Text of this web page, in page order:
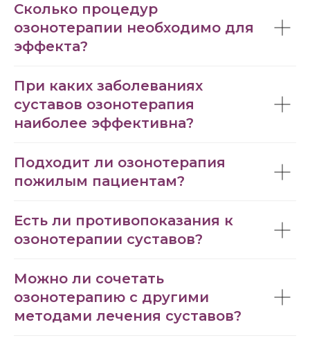
Сколько процедур
озонотерапии необходимо для
эффекта?
При каких заболеваниях
суставов озонотерапия
наиболее эффективна?
Подходит ли озонотерапия
пожилым пациентам?
Есть ли противопоказания к
озонотерапии суставов?
Можно ли сочетать
озонотерапию с другими
методами лечения суставов?